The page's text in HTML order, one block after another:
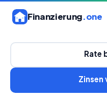
Finanzierung.one
Rate
Zinsen